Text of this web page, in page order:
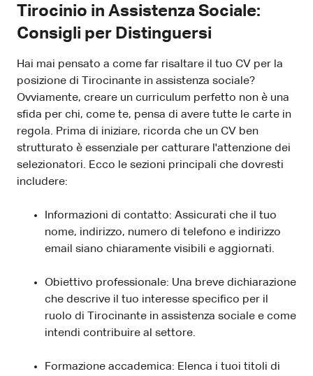
Tirocinio in Assistenza Sociale:
Consigli per Distinguersi
Hai mai pensato a come far risaltare il tuo CV per la
posizione di Tirocinante in assistenza sociale?
Ovviamente, creare un curriculum perfetto non è una
sfida per chi, come te, pensa di avere tutte le carte in
regola. Prima di iniziare, ricorda che un CV ben
strutturato è essenziale per catturare l'attenzione dei
selezionatori. Ecco le sezioni principali che dovresti
includere:
Informazioni di contatto: Assicurati che il tuo
nome, indirizzo, numero di telefono e indirizzo
email siano chiaramente visibili e aggiornati.
Obiettivo professionale: Una breve dichiarazione
che descrive il tuo interesse specifico per il
ruolo di Tirocinante in assistenza sociale e come
intendi contribuire al settore.
Formazione accademica: Elenca i tuoi titoli di